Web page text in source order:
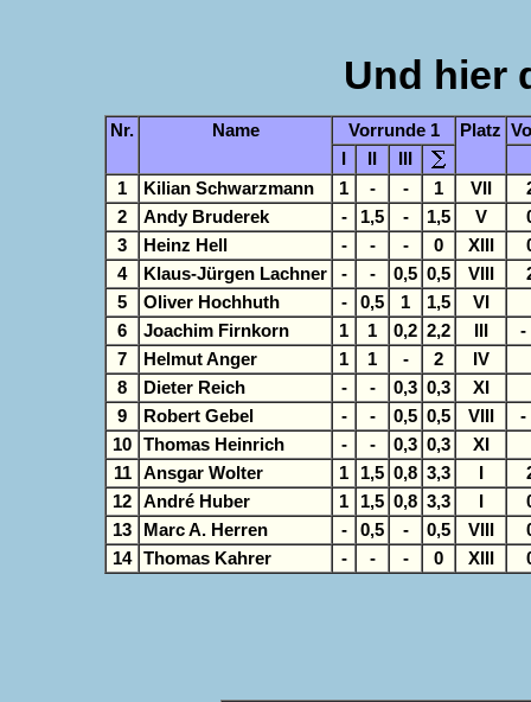
Und hier
Nr. Name Vorrunde 1 Platz
1
Kilian Schwarzmann 1 - - 1 VII
2
Andy Bruderek - 1,5 - 1,5 V
3
Heinz Hell - - - 0 XIII
4
Klaus-Jürgen Lachner - - 0,5 0,5 VIII
5
Oliver Hochhuth - 0,5 1 1,5
VI
6
Joachim Firnkorn 1 1 0,2 2,2
-
7
Helmut Anger 1 1 - 2
IV
8
Dieter Reich - - 0,3 0,3
XI
9
Robert Gebel - - 0,5 0,5 VIII
-
10
Thomas Heinrich - - 0,3 0,3
XI
11
Ansgar Wolter 1 1,5 0,8 3,3
12
André Huber 1 1,5 0,8 3,3
13
Marc A. Herren - 0,5 - 0,5 VIII
14
Thomas Kahrer - - - 0 XIII